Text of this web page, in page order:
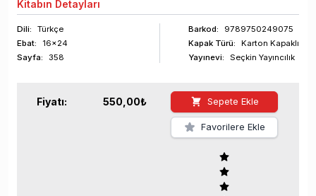
Kitabın Detayları
Dili:
Türkçe
Ebat:
16x24
Sayfa: 358
Barkod:
9789750249075
Kapak Türü:
Karton Kapaklı
Yayınevi:
Seçkin Yayıncılık
Fiyatı: 550,00₺ Sepete Ekle
Favorilere Ekle